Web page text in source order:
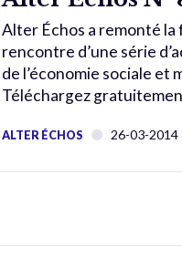
Alter Échos a remonté
rencontre d’une série
de l’économie sociale et
Téléchargez
ALTER ÉCHOS 26-03-2014